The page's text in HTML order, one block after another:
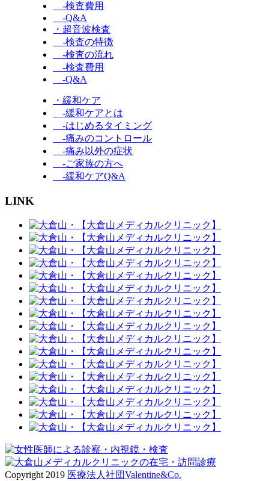
-検査費用
-Q&A
・超音波検査
-検査の特徴
-検査の流れ
-検査費用
-Q&A
・緩和ケア
-緩和ケアとは
-はじめるタイミング
-痛みのコントロール
-痛み以外の症状
-ご家族の方へ
-緩和ケアQ&A
LINK
Copyright 2019 医療法人社団Valentine&Co.